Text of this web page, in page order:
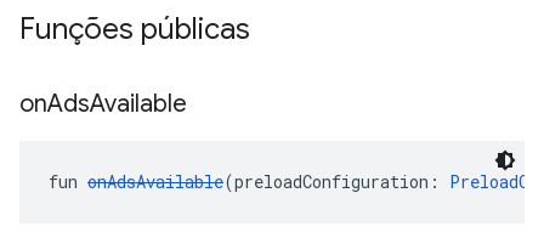
Funções públicas
onAdsAvailable
fun onAdsAvailable(preloadConfiguration: